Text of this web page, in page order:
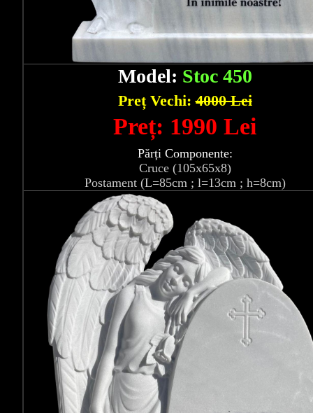
Model: Stoc 450
Preț Vechi:4000 Lei
Preț: 1990 Lei
Părți Componente:
Cruce (105x65x8)
Postament (L=85cm ; l=13cm ; h=8cm)